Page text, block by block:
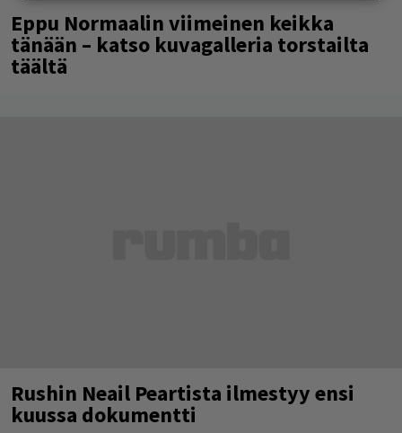
Eppu Normaalin viimeinen keikka
tänään – katso kuvagalleria torstailta
täältä
Rushin Neail Peartista ilmestyy ensi
kuussa dokumentti